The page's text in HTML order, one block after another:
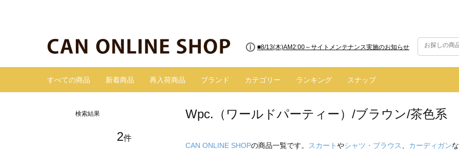
■8/13(木)AM2:00～サイトメンテナンス実施のお知らせ
すべての商品 新着商品 再入荷商品 ブランド カテゴリー ランキング スナップ
検索結果
2件
Wpc.（ワールドパーティー）/ブラウン/茶色系
CAN ONLINE SHOPの商品一覧です。 スカートやシャツ・ブラウス カーディガン